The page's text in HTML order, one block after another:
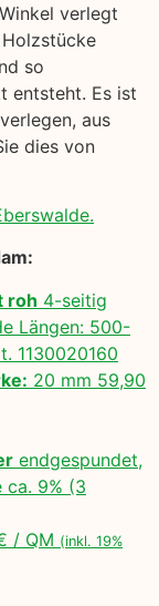
verlegt
so
entsteht. Es ist
aus
dies von
roh 4-seitig
Längen: 500-
20 mm 59,90
endgespundet,
9% (3
/ QM (inkl. 19%